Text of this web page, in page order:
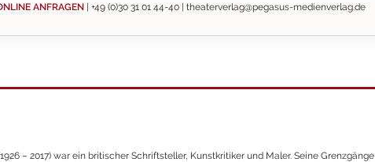
ANFRAGEN |+49 (0)30 31 01 44-40 |theaterverlag@pegasus-medienverlag.de
– 2017) war ein britischer Schriftsteller, Kunstkritiker und Maler. Seine Grenzgänge